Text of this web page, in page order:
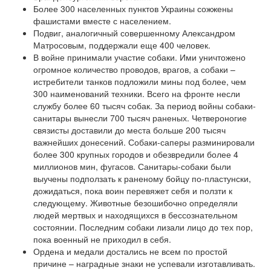
Более 300 населенных пунктов Украины сожжены
фашистами вместе с населением.
Подвиг, аналогичный совершенному Александром
Матросовым, поддержали еще 400 человек.
В войне принимали участие собаки. Ими уничтожено
огромное количество проводов, врагов, а собаки –
истребители танков подложили мины под более, чем
300 наименований техники. Всего на фронте несли
службу более 60 тысяч собак. За период войны собаки-
санитары вынесли 700 тысяч раненых. Четвероногие
связисты доставили до места больше 200 тысяч
важнейших донесений. Собаки-саперы разминировали
более 300 крупных городов и обезвредили более 4
миллионов мин, фугасов. Санитары-собаки были
выучены подползать к раненому бойцу по-пластунски,
дожидаться, пока воин перевяжет себя и ползти к
следующему. Животные безошибочно определяли
людей мертвых и находящихся в бессознательном
состоянии. Последним собаки лизали лицо до тех пор,
пока военный не приходил в себя.
Ордена и медали достались не всем по простой
причине – наградные знаки не успевали изготавливать.